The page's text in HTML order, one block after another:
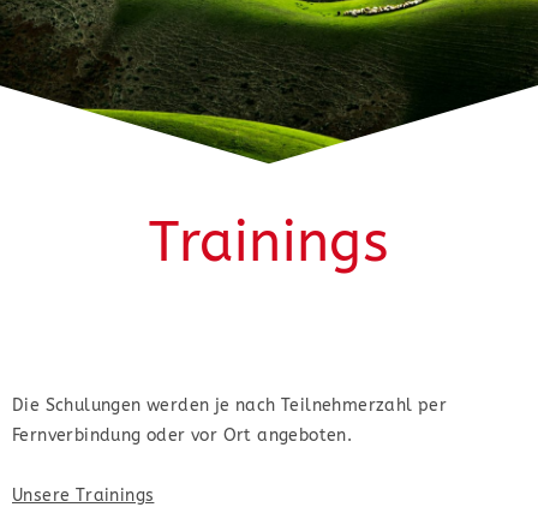
Trainings
Die Schulungen werden je nach Teilnehmerzahl per
Fernverbindung oder vor Ort angeboten.
Unsere Trainings